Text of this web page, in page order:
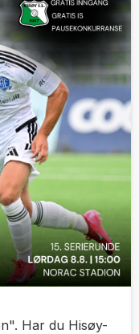
Har du Hisøy-